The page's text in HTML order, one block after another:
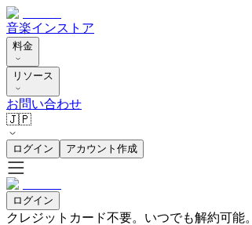
音楽インストア
料金
リソース
お問い合わせ
🇯🇵
ログイン アカウント作成
ログイン
クレジットカード不要。いつでも解約可能。